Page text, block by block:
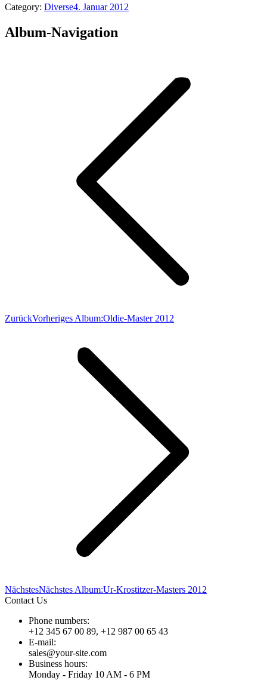
Category: Diverse4. Januar 2012
Album-Navigation
ZurückVorheriges Album:Oldie-Master 2012
NächstesNächstes Album:Ur-Krostitzer-Masters 2012
Contact Us
Phone numbers:
+12 345 67 00 89, +12 987 00 65 43
E-mail:
sales@your-site.com
Business hours:
Monday - Friday 10 AM - 6 PM